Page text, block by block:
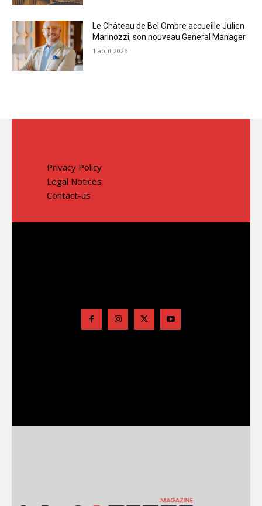
Le Château de Bel Ombre accueille Julien
Marinozzi, son nouveau General Manager
1 août 2026
Privacy Policy
Legal Notices
Contact-us